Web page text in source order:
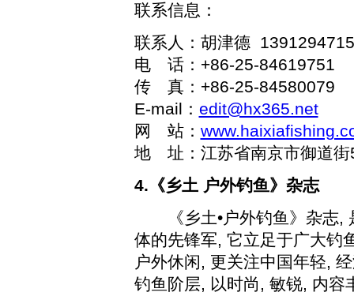
联系信息：
联系人：胡津德
电 话： +86-25-84619751
传 真： +86-25-84580079
E-mail ： edit@hx365.net
网 站：
地 址：江苏省南京市御道街
4. 《乡土 户外钓鱼》杂志
《乡土•户外钓鱼》杂志,
体的先锋军, 它立足于广大钓
户外休闲, 更关注中国年轻,
钓鱼阶层, 以时尚 , 敏锐, 内容